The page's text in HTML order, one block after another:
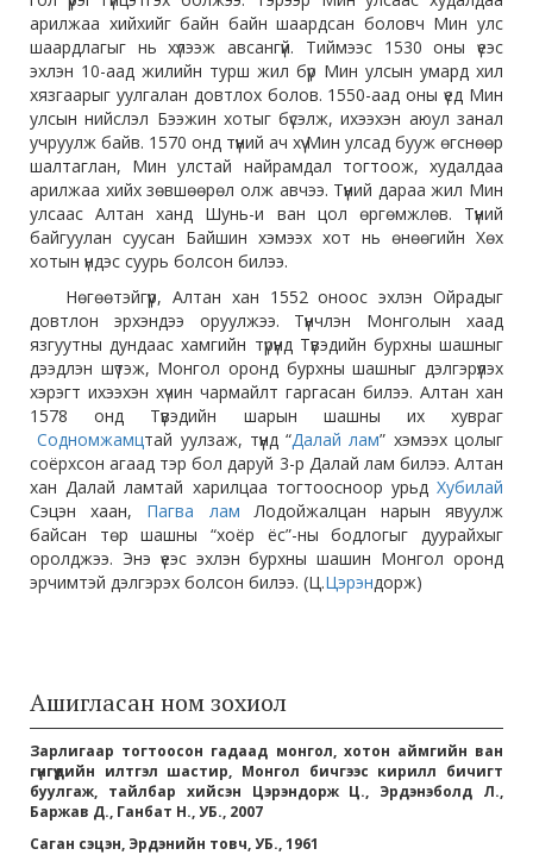
арилжаа хийхийг байн байн шаардсан боловч Мин улс
шаардлагыг нь хүлээж авсангүй. Тиймээс 1530 оны үеэс
эхлэн 10-аад жилийн турш жил бүр Мин улсын умард хил
хязгаарыг уулгалан довтлох болов. 1550-аад оны үед Мин
улсын нийслэл Бээжин хотыг бүсэлж, ихээхэн аюул занал
учруулж байв. 1570 онд түүний ач хүү Мин улсад бууж өгснөөр
шалтаглан, Мин улстай найрамдал тогтоож, худалдаа
арилжаа хийх зөвшөөрөл олж авчээ. Түүний дараа жил Мин
улсаас Алтан ханд Шунь-и ван цол өргөмжлөв. Түүний
байгуулан суусан Байшин хэмээх хот нь өнөөгийн Хөх
хотын үндэс суурь болсон билээ.
Нөгөөтэйгүүр, Алтан хан 1552 оноос эхлэн Ойрадыг
довтлон эрхэндээ оруулжээ. Түүнчлэн Монголын хаад
язгуутны дундаас хамгийн түрүүнд Түвэдийн бурхны шашныг
дээдлэн шүтэж, Монгол оронд бурхны шашныг дэлгэрүүлэх
хэрэгт ихээхэн хүчин чармайлт гаргасан билээ. Алтан хан
1578 онд Түвэдийн шарын шашны их хувраг
Содномжамцтай уулзаж, түүнд “Далай лам” хэмээх цолыг
соёрхсон агаад тэр бол даруй 3-р Далай лам билээ. Алтан
хан Далай ламтай харилцаа тогтоосноор урьд Хубилай
Сэцэн хаан, Пагва лам Лодойжалцан нарын явуулж
байсан төр шашны “хоёр ёс”-ны бодлогыг дуурайхыг
оролджээ. Энэ үеэс эхлэн бурхны шашин Монгол оронд
эрчимтэй дэлгэрэх болсон билээ. (Ц.Цэрэндорж)
Ашигласан ном зохиол
Зарлигаар тогтоосон гадаад монгол, хотон аймгийн ван
гүнгүүдийн илтгэл шастир, Монгол бичгээс кирилл бичигт
буулгаж, тайлбар хийсэн Цэрэндорж Ц., Эрдэнэболд Л.,
Баржав Д., Ганбат Н., УБ., 2007
Саган сэцэн, Эрдэнийн товч, УБ., 1961